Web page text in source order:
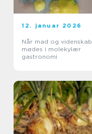
12. januar 2026
Når mad og videnskab
mødes i molekylær
gastronomi